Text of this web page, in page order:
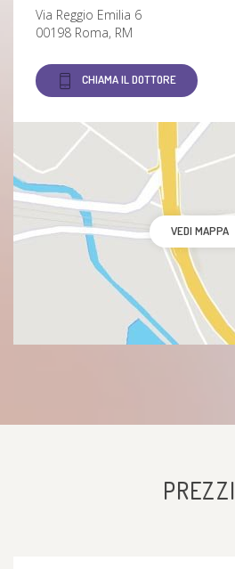
Via Reggio Emilia 6
00198 Roma, RM
CHIAMA IL DOTTORE
VEDI MAPPA
PREZZI